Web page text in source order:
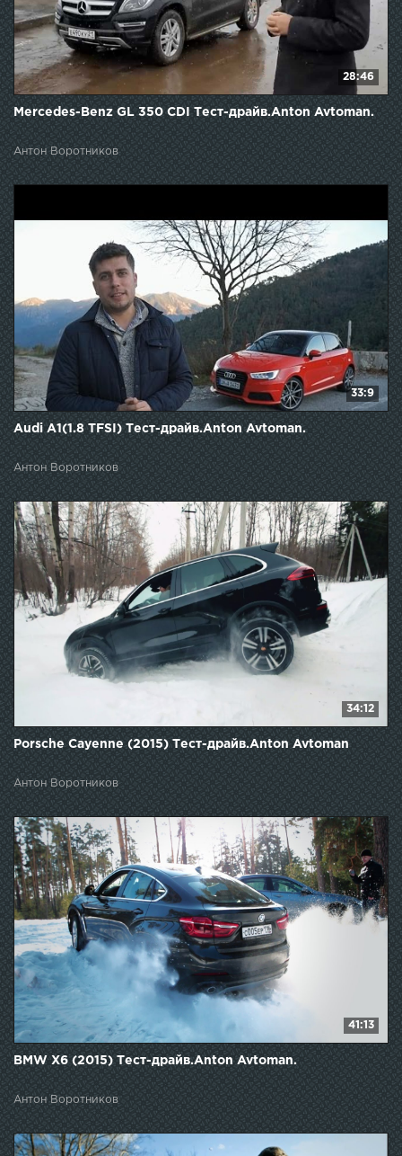
28:46
Mercedes-Benz GL 350 CDI Тест-драйв.Anton Avtoman.
Антон Воротников
33:9
Audi A1(1.8 TFSI) Тест-драйв.Anton Avtoman.
Антон Воротников
34:12
Porsche Cayenne (2015) Тест-драйв.Anton Avtoman
Антон Воротников
41:13
BMW X6 (2015) Тест-драйв.Anton Avtoman.
Антон Воротников